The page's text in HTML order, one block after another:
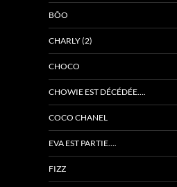
BÔO
CHARLY (2)
CHOCO
CHOWIE EST DÉCÉDÉE….
COCO CHANEL
EVA EST PARTIE….
FIZZ